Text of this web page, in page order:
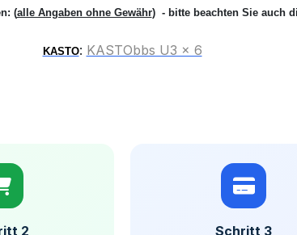
(alle Angaben ohne Gewähr) - bitte beachten Sie auch
KASTO: KASTObbs U3 x 6
2 Schritt 3